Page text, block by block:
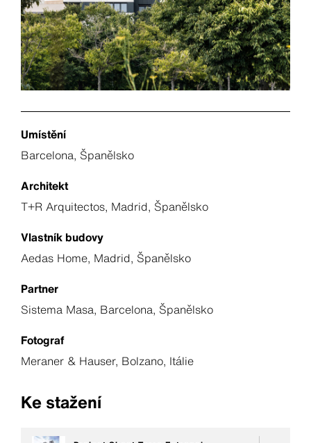
Umístění
Barcelona, Španělsko
Architekt
T+R Arquitectos, Madrid, Španělsko
Vlastník budovy
Aedas Home, Madrid, Španělsko
Partner
Sistema Masa, Barcelona, Španělsko
Fotograf
Meraner & Hauser, Bolzano, Itálie
Ke stažení